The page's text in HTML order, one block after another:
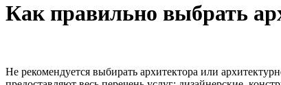
Как правильно выбрать
Не рекомендуется выбирать архитектора или